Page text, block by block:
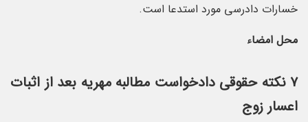
خسارات دادرسی مورد استدعا است.
محل امضاء
۷ نکته حقوقی دادخواست مطالبه مهریه بعد از اثبات
اعسار زوج